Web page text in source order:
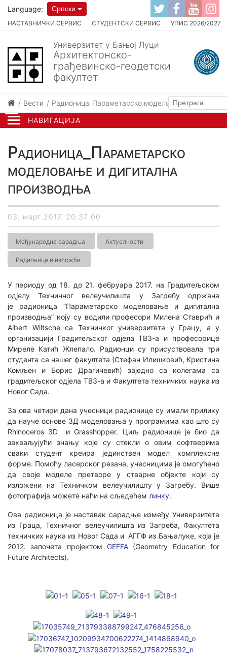
НАВИГАЦИЈА
НАСТАВНИЧКИ СЕРВИС СТУДЕНТСКИ СЕРВИС УПИС 2026/2027
Language: Српски
Универзитет у Бањој Луци
Архитектонско-
грађевинско-геодетски
факултет
Вести Радионица_Параметарско моделовање и
Радионица_Параметарско
моделовање и дигитална
производња
03. март 2017. 20:37:00
Међународна сарадња Актуелности
Радионице и изложбе
У периоду од 18. до 21. фебруара 2017. на Градитељском
одјелу Техничног велеучилишта у Загребу одржана
је радионица “Параметарско моделовање и дигитална
производња” коју су водили професори Милена Ставрић и
Albert Wiltsche са Техничког универзитета у Грацу, а у
организацији Градитељског одјела ТВЗ-а и професорице
Миреле Катић Жлепало. Радионци су присуствовала три
студента са нашег факултета (Стефан Илишковић, Кристина
Комљен и Борис Драгичевић) заједно са колегама са
градитељског одјела ТВЗ-а и Факултета техничких наука из
Новог Сада.
За ова четири дана учесници радионице су имали прилику
да науче основе 3Д моделовања у програмима као што су
Rhinoceros 3D и Grasshopper. Циљ радионице је био да
захваљујући знању које су стекли о овим софтверима
сваки студент креира јединствен модел комплексне
форме. Помоћу ласерског резача, учесницима је омогућено
да своје моделе претворе у стварне објекте који су
изложени на Техничком велеучилишту у Загребу. Више
фотографија можете наћи на сљедећем линку.
Ова радионица је наставак сарадње између Универзитета
из Граца, Техничног велеучилишта из Загреба, Факултета
техничких наука из Новог Сада и АГГФ из Бањалуке, која је
2012. започета пројектом GEFFA (Geometry Education for
Future Architects).